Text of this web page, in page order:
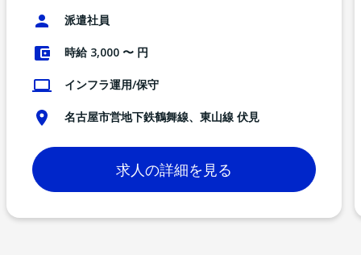
派遣社員
時給 3,000 〜 円
インフラ運用/保守
名古屋市営地下鉄鶴舞線、東山線 伏見
求人の詳細を見る